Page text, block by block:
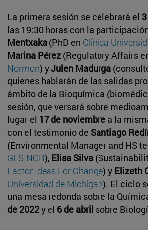
La primera sesión se celebrará el
las 19:30 horas con la
Mentxaka (PhD en Clínica
Marina Pérez (Regulatory Affairs
Normon) yJulen Madurga
quienes hablarán de las salidas
ámbito de la Bioquímica
sesión, que versará sobre
lugar el 17 de noviembre a la
con el testimonio de Santiago
(Environmental Manager and HS
GESINOR), Elisa Silva
Factor Ideas For Change) y Elizeth
Universidad de Michigan). El ciclo
una mesa redonda sobre la
de 2022y el 6 de abril sobre